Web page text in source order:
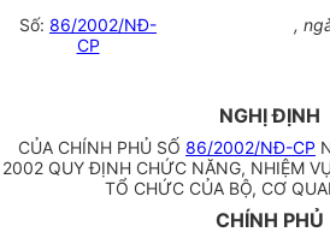
Số: 86/2002/NĐ-
CP
,
NGHỊ ĐỊNH
CỦA CHÍNH PHỦ SỐ 86/2002/NĐ-CP
2002 QUY ĐỊNH CHỨC NĂNG, NHIỆM
TỔ CHỨC CỦA BỘ, CƠ
CHÍNH PHỦ